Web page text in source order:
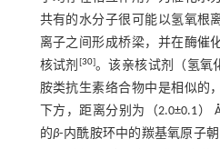
共有的水分子很可能以氢氧根
离子之间形成桥梁，并在酶催
核试剂 [30]。该亲核试剂（氢氧
胺类抗生素络合物中是相似的
下方，距离分别为（2.0±0.1）
的β⁃内酰胺环中的羰基氧原子